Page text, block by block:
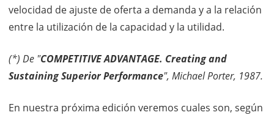
velocidad de ajuste de oferta a demanda y a la relación
entre la utilización de la capacidad y la utilidad.
(*) De "COMPETITIVE ADVANTAGE. Creating and
Sustaining Superior Performance", Michael Porter, 1987.
En nuestra próxima edición veremos cuales son, según